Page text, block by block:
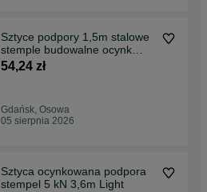
Sztyce podpory 1,5m stalowe
stemple budowalne ocynk
15kN ECOPROP
54,24 zł
Gdańsk, Osowa
05 sierpnia 2026
Sztyca ocynkowana podpora
stempel 5 kN 3,6m Light